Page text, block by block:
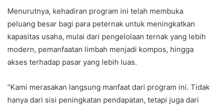
Menurutnya, kehadiran program ini telah membuka
peluang besar bagi para peternak untuk meningkatkan
kapasitas usaha, mulai dari pengelolaan ternak yang lebih
modern, pemanfaatan limbah menjadi kompos, hingga
akses terhadap pasar yang lebih luas.
“Kami merasakan langsung manfaat dari program ini. Tidak
hanya dari sisi peningkatan pendapatan, tetapi juga dari